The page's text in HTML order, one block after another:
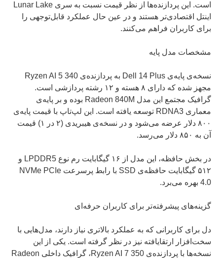
است. این پردازنده‌ها از نظر قیمت نسبت به سری Lunar Lake
اینتل اقتصادی‌تر هستند و در عین حال عملکرد قابل‌توجهی را
برای کاربران فراهم می‌کنند.
مشخصات مدل پایه
نسخه‌ی پایه‌ی Dell 14 Plus به پردازنده‌ی Ryzen AI 5 340
مجهز شده که دارای ۸ هسته و ۱۲ رشته پردازشی است.
گرافیک مجتمع این مدل Radeon 840M بوده و بر پایه‌ی
معماری RDNA3 توسعه یافته است. این لپ‌تاپ با قیمت پایه‌ی
۸۰۰ دلار عرضه می‌شود و در نسخه‌ی هیبریدی (۲ در ۱) قیمت
آن به ۸۵۰ دلار می‌رسد.
در بخش حافظه، این مدل از ۱۶ گیگابایت رم نوع LPDDR5 و
۵۱۲ گیگابایت حافظه‌ی SSD با رابط پرسرعت NVMe PCIe
4.0 بهره می‌برد.
گزینه‌های پیشرفته‌تر برای کاربران حرفه‌ای
دل برای کاربرانی که به عملکرد بالاتری نیاز دارند، مدل‌هایی با
سخت‌افزار ارتقایافته نیز در نظر گرفته است. یکی از این
نسخه‌ها با پردازنده‌ی Ryzen AI 7 350، گرافیک داخلی Radeon